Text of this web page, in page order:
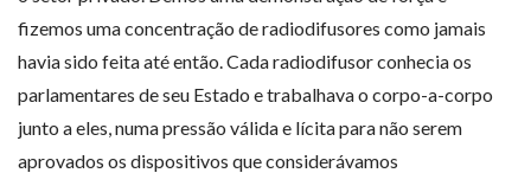
fizemos uma concentração de radiodifusores como jamais
havia sido feita até então. Cada radiodifusor conhecia os
parlamentares de seu Estado e trabalhava o corpo-a-corpo
junto a eles, numa pressão válida e lícita para não serem
aprovados os dispositivos que considerávamos